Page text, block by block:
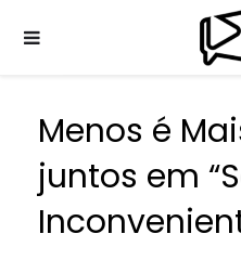
Menos é
juntos em